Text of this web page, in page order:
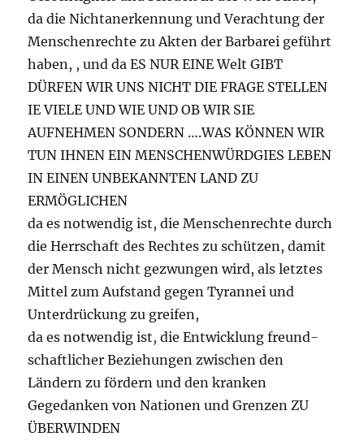
da die Nich­tan­erken­nung und Ver­ach­tung der
Men­schen­rechte zu Akten der Bar­barei geführt
haben, , und da ES NUR EINE Welt GIBT
DÜRFEN WIR UNS NICHT DIE FRAGE STELLEN
IE VIELE UND WIE UND OB WIR SIE
AUFNEHMEN SONDERN ….WAS KÖNNEN WIR
TUN IHNEN EIN MENSCHENWÜRDGIES LEBEN
IN EINEN UNBEKANNTEN LAND ZU
ERMÖGLICHEN
da es notwendig ist, die Men­schen­rechte durch
die Herrschaft des Rechtes zu schützen, damit
der Men­sch nicht gezwun­gen wird, als let­ztes
Mit­tel zum Auf­s­tand gegen Tyran­nei und
Unter­drück­ung zu greifen,
da es notwendig ist, die Entwick­lung fre­und­
schaftlicher Beziehun­gen zwis­chen den
Ländern zu fördern und den kranken
Gegedanken von Nationen und Grenzen ZU
ÜBERWINDEN